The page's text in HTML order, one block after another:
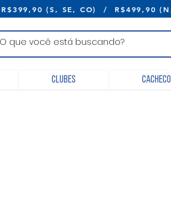
ACIMA DE R$399,90 (S,
Clubes